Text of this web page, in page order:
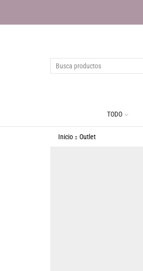
TODO
Inicio Outlet